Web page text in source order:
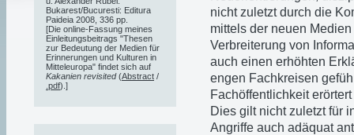
nicht zuletzt durch die
mittels der neuen
Verbreiterung von
auch einen erhöhten
engen Fachkreisen
Fachöffentlichkeit
Dies gilt nicht zuletzt für
Angriffe auch adäquat
Bukarest/Bucuresti: Editura
Paideia 2008, 336 pp.
[Die online-Fassung meines
Einleitungsbeitrags "Thesen
zur Bedeutung der Medien für
Erinnerungen und Kulturen in
Mitteleuropa" findet sich auf
Kakanien revisited(Abstract /
.pdf).]